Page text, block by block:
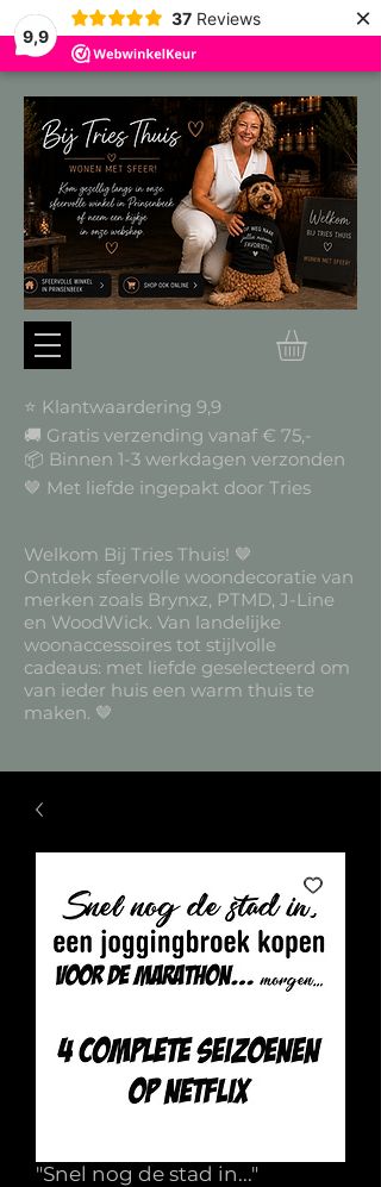
9,9
37 Reviews ×
⭐ Klantwaardering 9,9
🚚 Gratis verzending vanaf € 75,-
📦 Binnen 1-3 werkdagen verzonden
🤎 Met liefde ingepakt door Tries
Welkom Bij Tries Thuis! 🤎
Ontdek sfeervolle woondecoratie van
merken zoals Brynxz, PTMD, J-Line
en WoodWick. Van landelijke
woonaccessoires tot stijlvolle
cadeaus: met liefde geselecteerd om
van ieder huis een warm thuis te
maken. 🤎
"Snel nog de stad in..."